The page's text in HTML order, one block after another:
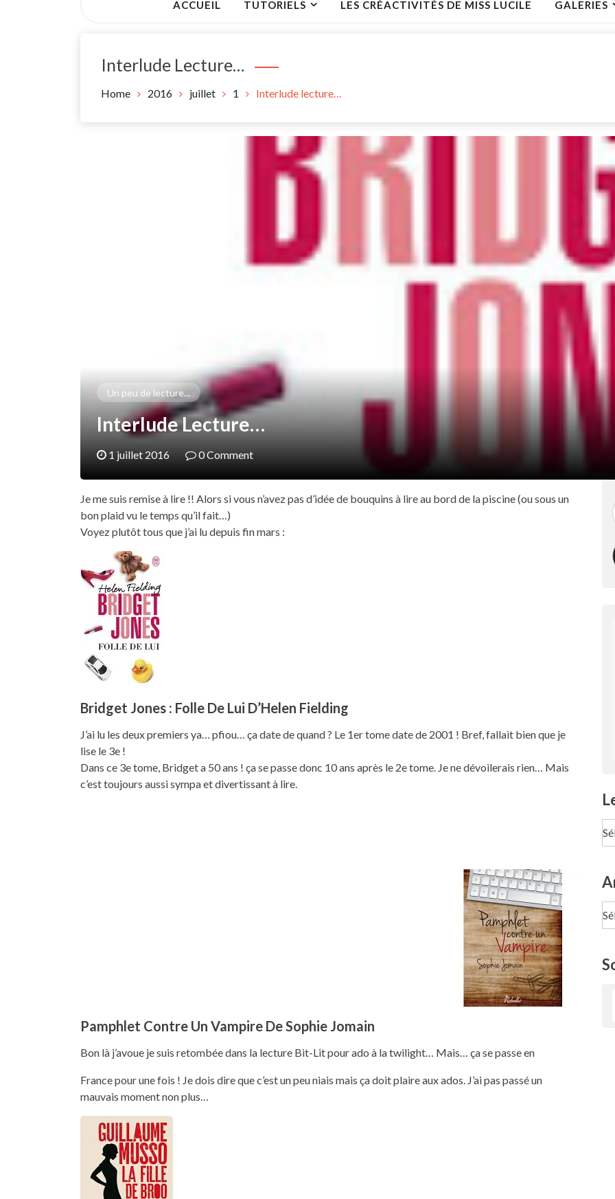
ACCUEIL TUTORIELS LES CRÉACTIVITÉS DE MISS LUCILE GALERIES
Interlude Lecture…
Home 2016 juillet 1 Interlude lecture…
Un peu de lecture...
Interlude Lecture…
1 juillet 2016 0 Comment
Je me suis remise à lire !! Alors si vous n’avez pas d’idée de bouquins à lire au bord de la piscine (ou sous un
bon plaid vu le temps qu’il fait…)
Voyez plutôt tous que j’ai lu depuis fin mars :
Bridget Jones : Folle De Lui D’Helen Fielding
J’ai lu les deux premiers ya… pfiou… ça date de quand ? Le 1er tome date de 2001 ! Bref, fallait bien que je
lise le 3e !
Dans ce 3e tome, Bridget a 50 ans ! ça se passe donc 10 ans après le 2e tome. Je ne dévoilerais rien… Mais
c’est toujours aussi sympa et divertissant à lire.
Pamphlet Contre Un Vampire De Sophie Jomain
Bon là j’avoue je suis retombée dans la lecture Bit-Lit pour ado à la twilight… Mais… ça se passe en
France pour une fois ! Je dois dire que c’est un peu niais mais ça doit plaire aux ados. J’ai pas passé un
mauvais moment non plus…